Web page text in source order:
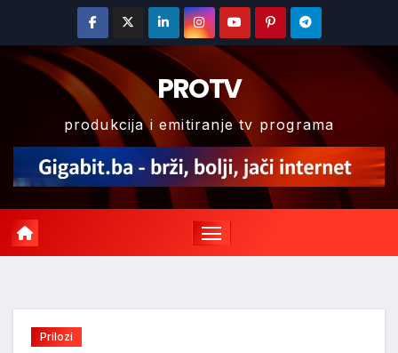
content
PROTV
produkcija i emitiranje tv programa
Prilozi